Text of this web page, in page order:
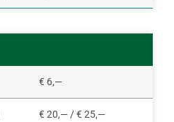
€ 6,—
€ 20,— / € 25,—